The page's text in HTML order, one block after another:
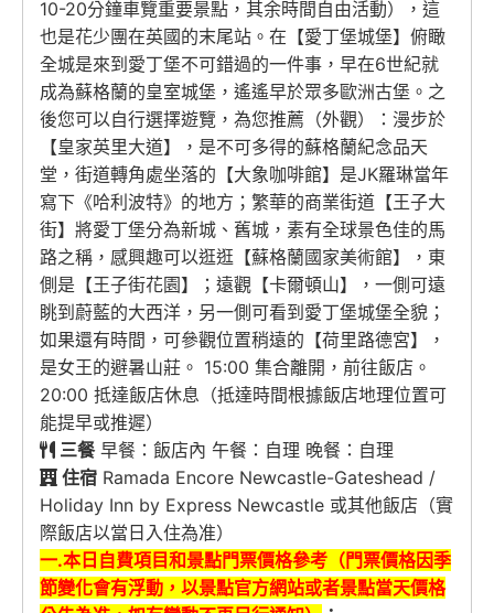
10-20分鐘車覽重要景點，其余時間自由活動），這
也是花少團在英國的末尾站。在【愛丁堡城堡】俯瞰
全城是來到愛丁堡不可錯過的一件事，早在6世紀就
成為蘇格蘭的皇室城堡，遙遙早於眾多歐洲古堡。之
後您可以自行選擇遊覽，為您推薦（外觀）：漫步於
【皇家英里大道】，是不可多得的蘇格蘭紀念品天
堂，街道轉角處坐落的【大象咖啡館】是JK羅琳當年
寫下《哈利波特》的地方；繁華的商業街道【王子大
街】將愛丁堡分為新城、舊城，素有全球景色佳的馬
路之稱，感興趣可以逛逛【蘇格蘭國家美術館】，東
側是【王子街花園】；遠觀【卡爾頓山】，一側可遠
眺到蔚藍的大西洋，另一側可看到愛丁堡城堡全貌；
如果還有時間，可參觀位置稍遠的【荷里路德宮】，
是女王的避暑山莊。 15:00 集合離開，前往飯店。
20:00 抵達飯店休息（抵達時間根據飯店地理位置可
能提早或推遲）
三餐早餐：飯店內 午餐：自理 晚餐：自理
住宿 Ramada Encore Newcastle-Gateshead /
Holiday Inn by Express Newcastle 或其他飯店（實
際飯店以當日入住為准）
一.本日自費項目和景點門票價格參考（門票價格因季
節變化會有浮動，以景點官方網站或者景點當天價格